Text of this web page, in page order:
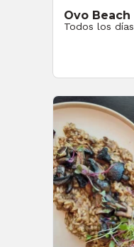
Ovo Beach
Todos los días